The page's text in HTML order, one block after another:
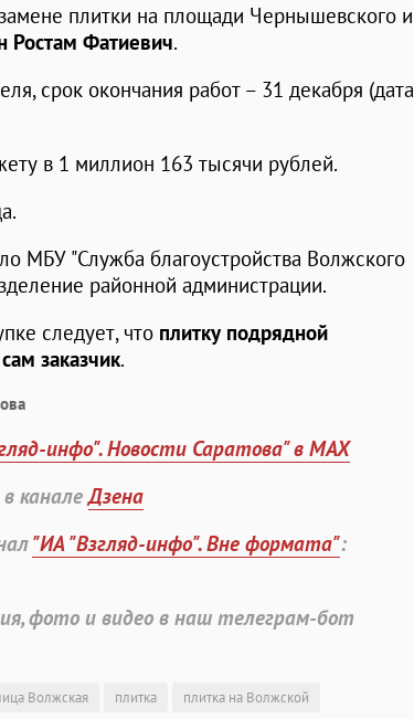
плитки на площади Чернышевского и
Ростам Фатиевич.
срок окончания работ – 31 декабря (дата
в 1 миллион 163 тысячи рублей.
МБУ "Служба благоустройства Волжского
районной администрации.
следует, что плитку подрядной
заказчик.
инфо". Новости Саратова" в MAX
каналеДзена
"ИА "Взгляд-инфо". Вне формата":
фото и видео в наш телеграм-бот
Волжская плитка плитка на Волжской